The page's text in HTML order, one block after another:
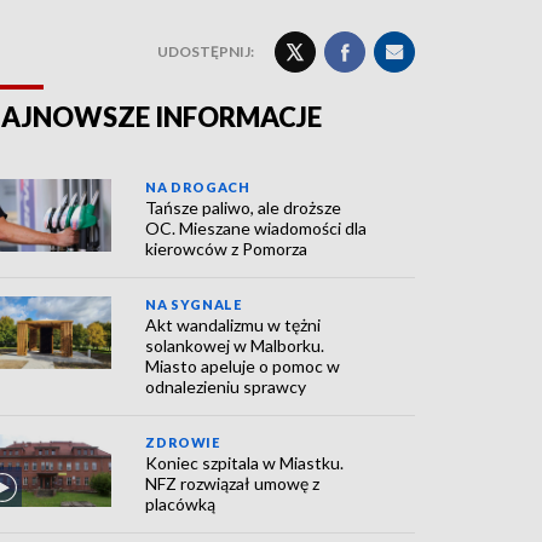
UDOSTĘPNIJ:
INFORMACJE
NA DROGACH
Tańsze paliwo, ale droższe
OC. Mieszane wiadomości dla
kierowców z Pomorza
NA SYGNALE
Akt wandalizmu w tężni
solankowej w Malborku.
Miasto apeluje o pomoc w
odnalezieniu sprawcy
ZDROWIE
Koniec szpitala w Miastku.
NFZ rozwiązał umowę z
placówką